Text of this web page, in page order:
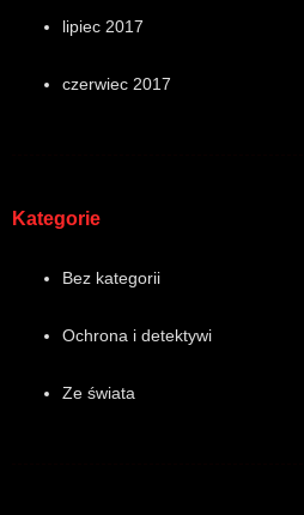
lipiec 2017
czerwiec 2017
Kategorie
Bez kategorii
Ochrona i detektywi
Ze świata